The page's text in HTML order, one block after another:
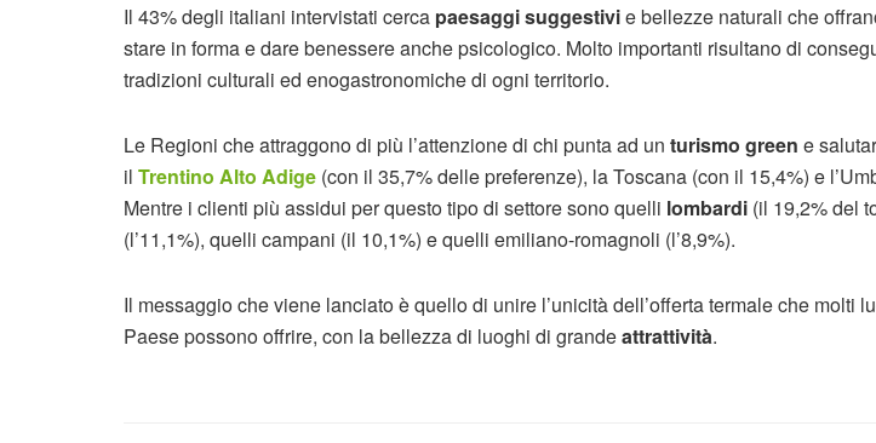
Il 43% degli italiani intervistati cerca paesaggi suggestivie bellezze naturali che
stare in forma e dare benessere anche psicologico. Molto importanti risultano di
tradizioni culturali ed enogastronomiche di ogni territorio.
Le Regioni che attraggono di più l’attenzione di chi punta ad un turismo green e
il Trentino Alto Adige (con il 35,7% delle preferenze), la Toscana (con il 15,4%) e
Mentre i clienti più assidui per questo tipo di settore sono quelli lombardi (il 19,2% del
(l’11,1%), quelli campani (il 10,1%) e quelli emiliano-romagnoli (l’8,9%).
Il messaggio che viene lanciato è quello di unire l’unicità dell’offerta termale che molti
Paese possono offrire, con la bellezza di luoghi di grandeattrattività.